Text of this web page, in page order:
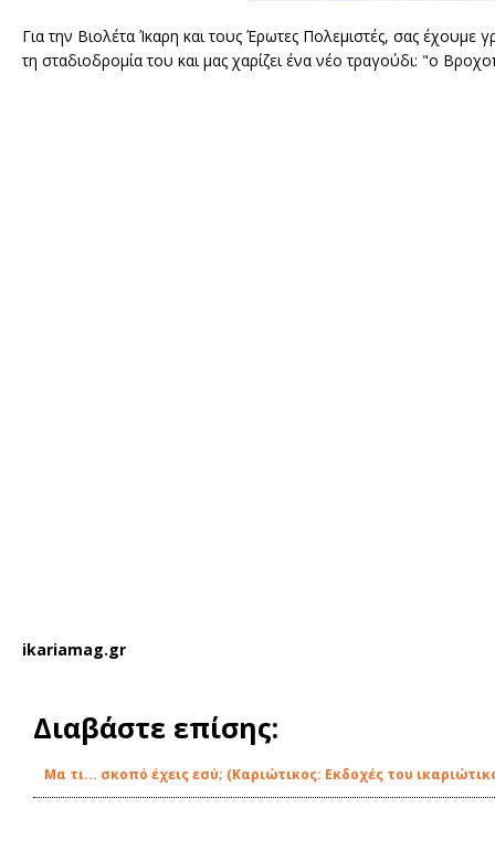
Για την Βιολέτα Ίκαρη και τους Έρωτες Πολεμιστές, σας έχουμε
τη σταδιοδρομία του και μας χαρίζει ένα νέο τραγούδι: "ο
ikariamag.gr
Διαβάστε επίσης:
Μα τι... σκοπό έχεις εσύ; (Καριώτικος: Εκδοχές του